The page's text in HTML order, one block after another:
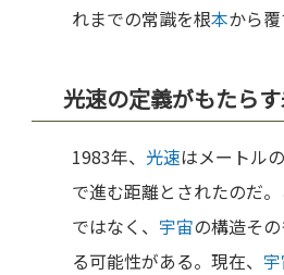
れまでの常識を根本から覆
光速の定義がもたら
1983年、 光速はメートルの
で進む距離とされたのだ
ではなく、 宇宙の構造そ
る可能性がある。現在、